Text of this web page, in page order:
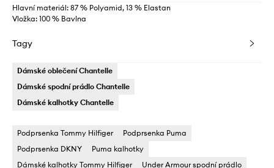
Hlavní materiál: 87 % Polyamid, 13 % Elastan
Vložka: 100 % Bavlna
Tagy
Dámské oblečení Chantelle
Dámské spodní prádlo Chantelle
Dámské kalhotky Chantelle
Podprsenka Tommy Hilfiger
Podprsenka Puma
Podprsenka DKNY
Puma kalhotky
Dámské kalhotky Tommy Hilfiger
Under Armour spodní prádlo